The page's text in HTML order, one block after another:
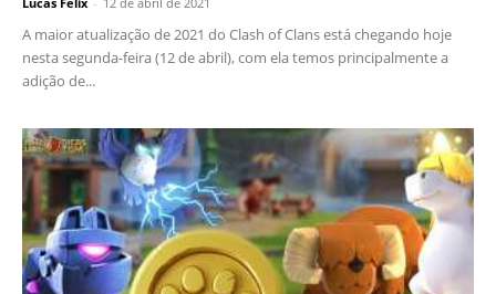
A maior atualização de 2021 do Clash of Clans está chegando hoje
nesta segunda-feira (12 de abril), com ela temos principalmente a
adição de...